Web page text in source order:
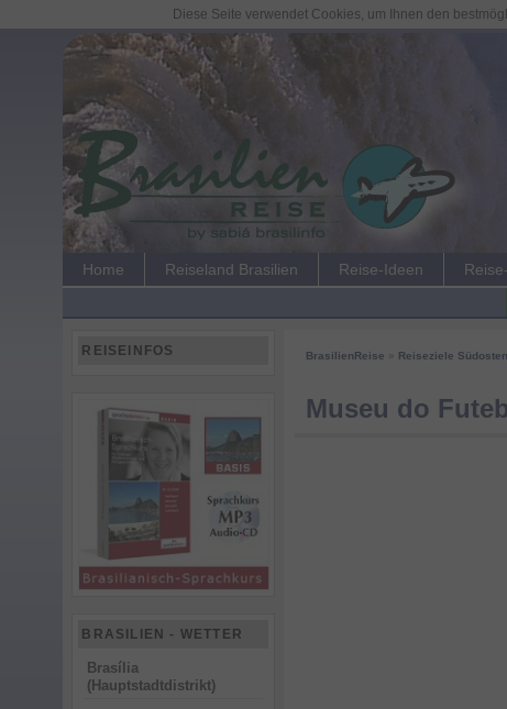
Home Reiseland Brasilien Reise-Ideen
BrasilienReise Reiseziele Südosten
Museu do
REISEINFOS
BRASILIEN - WETTER
Brasília
(Hauptstadtdistrikt)
Diese Seite verwendet Cookies, um Ihnen den